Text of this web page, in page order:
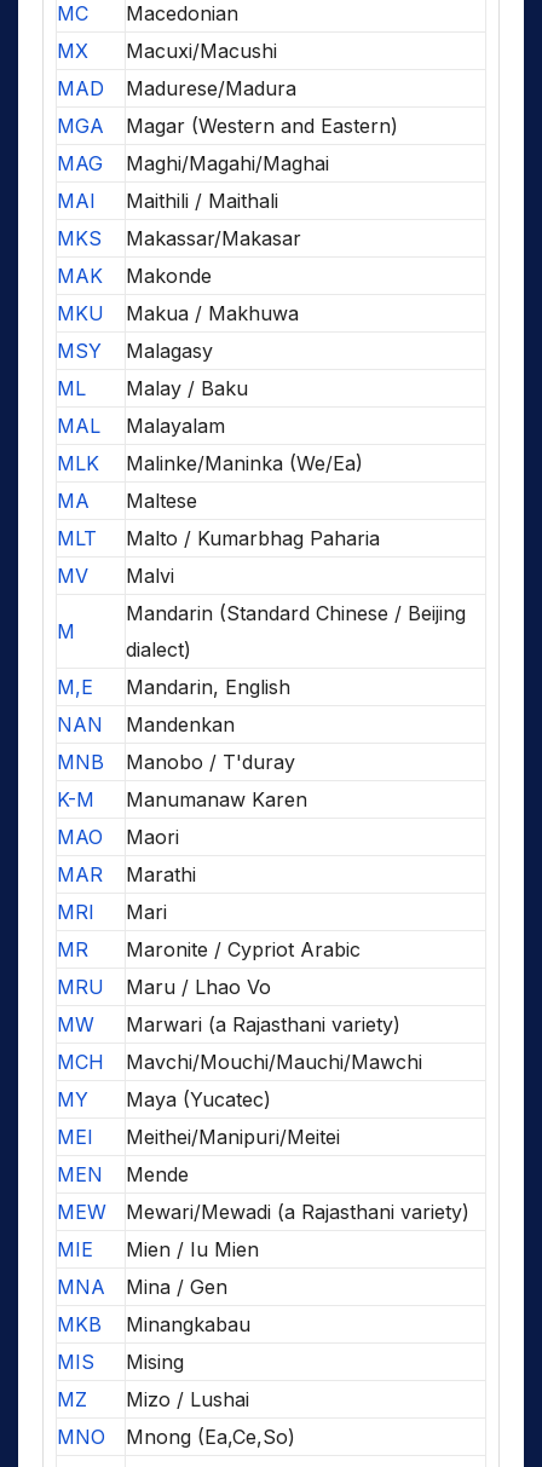
MC
Macedonian
MX
Macuxi/Macushi
MAD
Madurese/Madura
MGA
Magar (Western and Eastern)
MAG
Maghi/Magahi/Maghai
MAI
Maithili / Maithali
MKS
Makassar/Makasar
MAK
Makonde
MKU
Makua / Makhuwa
MSY
Malagasy
ML
Malay / Baku
MAL
Malayalam
MLK
Malinke/Maninka (We/Ea)
MA
Maltese
MLT
Malto / Kumarbhag Paharia
MV
Malvi
M
Mandarin (Standard Chinese / Beijing
dialect)
M,E
Mandarin, English
NAN
Mandenkan
MNB
Manobo / T'duray
K-M
Manumanaw Karen
MAO
Maori
MAR
Marathi
MRI
Mari
MR
Maronite / Cypriot Arabic
MRU
Maru / Lhao Vo
MW
Marwari (a Rajasthani variety)
MCH
Mavchi/Mouchi/Mauchi/Mawchi
MY
Maya (Yucatec)
MEI
Meithei/Manipuri/Meitei
MEN
Mende
MEW
Mewari/Mewadi (a Rajasthani variety)
MIE
Mien / Iu Mien
MNA
Mina / Gen
MKB
Minangkabau
MIS
Mising
MZ
Mizo / Lushai
MNO
Mnong (Ea,Ce,So)